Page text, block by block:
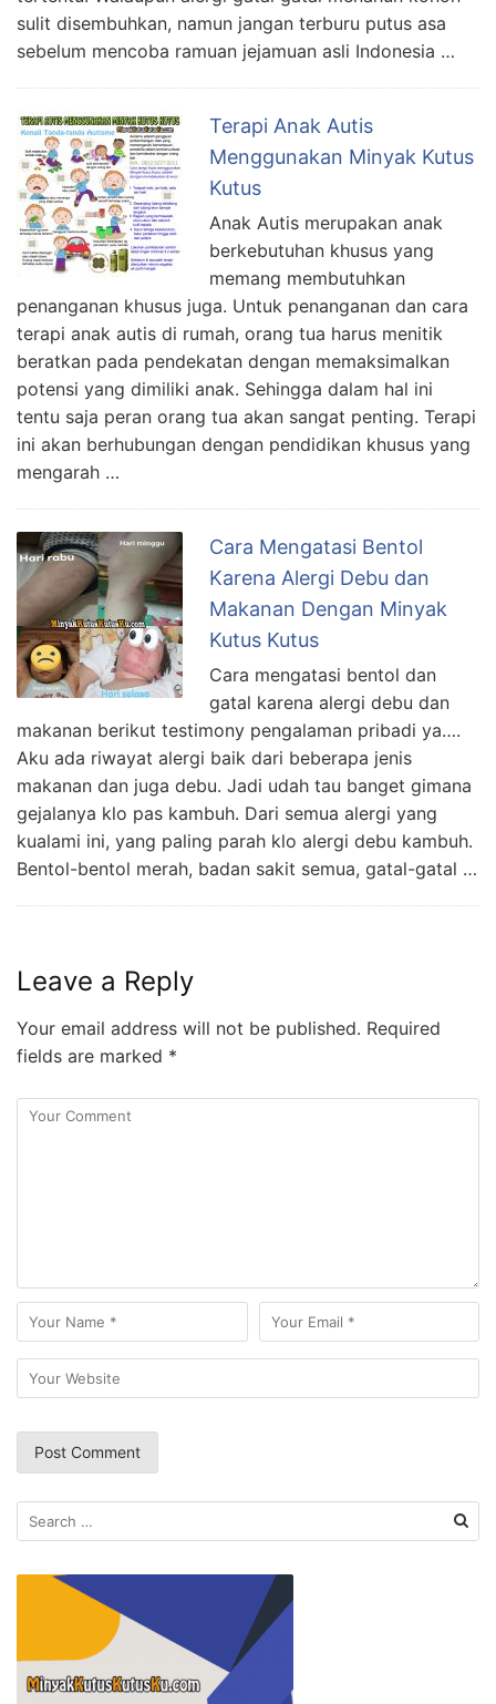
sulit disembuhkan, namun jangan terburu putus asa
sebelum mencoba ramuan jejamuan asli Indonesia …
Terapi Anak Autis
Menggunakan Minyak Kutus
Kutus
Anak Autis merupakan anak
berkebutuhan khusus yang
memang membutuhkan
penanganan khusus juga. Untuk penanganan dan cara
terapi anak autis di rumah, orang tua harus menitik
beratkan pada pendekatan dengan memaksimalkan
potensi yang dimiliki anak. Sehingga dalam hal ini
tentu saja peran orang tua akan sangat penting. Terapi
ini akan berhubungan dengan pendidikan khusus yang
mengarah …
Cara Mengatasi Bentol
Karena Alergi Debu dan
Makanan Dengan Minyak
Kutus Kutus
Cara mengatasi bentol dan
gatal karena alergi debu dan
makanan berikut testimony pengalaman pribadi ya….
Aku ada riwayat alergi baik dari beberapa jenis
makanan dan juga debu. Jadi udah tau banget gimana
gejalanya klo pas kambuh. Dari semua alergi yang
kualami ini, yang paling parah klo alergi debu kambuh.
Bentol-bentol merah, badan sakit semua, gatal-gatal …
Leave a Reply
Your email address will not be published. Required
fields are marked *
Search
for: